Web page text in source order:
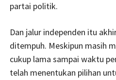
partai politik.
Dan jalur independen itu
ditempuh. Meskipun masih
cukup lama sampai waktu
telah menentukan pilihan